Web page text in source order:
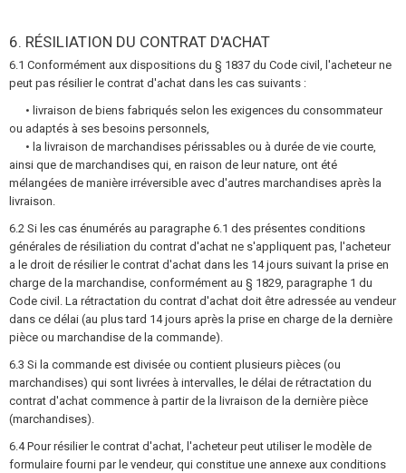
6. RÉSILIATION DU CONTRAT D'ACHAT
6.1 Conformément aux dispositions du § 1837 du Code civil, l'acheteur ne
peut pas résilier le contrat d'achat dans les cas suivants :
• livraison de biens fabriqués selon les exigences du consommateur
ou adaptés à ses besoins personnels,
• la livraison de marchandises périssables ou à durée de vie courte,
ainsi que de marchandises qui, en raison de leur nature, ont été
mélangées de manière irréversible avec d'autres marchandises après la
livraison.
6.2 Si les cas énumérés au paragraphe 6.1 des présentes conditions
générales de résiliation du contrat d'achat ne s'appliquent pas, l'acheteur
a le droit de résilier le contrat d'achat dans les 14 jours suivant la prise en
charge de la marchandise, conformément au § 1829, paragraphe 1 du
Code civil. La rétractation du contrat d'achat doit être adressée au vendeur
dans ce délai (au plus tard 14 jours après la prise en charge de la dernière
pièce ou marchandise de la commande).
6.3 Si la commande est divisée ou contient plusieurs pièces (ou
marchandises) qui sont livrées à intervalles, le délai de rétractation du
contrat d'achat commence à partir de la livraison de la dernière pièce
(marchandises).
6.4 Pour résilier le contrat d'achat, l'acheteur peut utiliser le modèle de
formulaire fourni par le vendeur, qui constitue une annexe aux conditions